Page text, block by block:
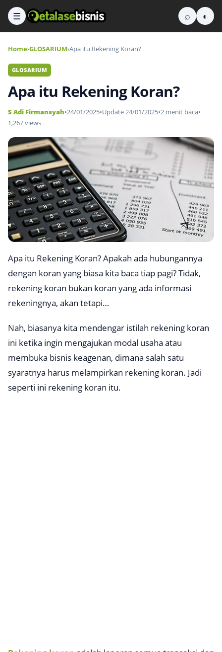
☰ ⌕ ◐
Home›GLOSARIUM›Apa itu Rekening Koran?
GLOSARIUM
Apa itu Rekening Koran?
S Adi Firmansyah•24/01/2025•Update 24/01/2025•2 menit baca•
1,267 views
Apa itu Rekening Koran? Apakah ada hubungannya
dengan koran yang biasa kita baca tiap pagi? Tidak,
rekening koran bukan koran yang ada informasi
rekeningnya, akan tetapi…
Nah, biasanya kita mendengar istilah rekening koran
ini ketika ingin mengajukan modal usaha atau
membuka bisnis keagenan, dimana salah satu
syaratnya harus melampirkan rekening koran. Jadi
seperti ini rekening koran itu.